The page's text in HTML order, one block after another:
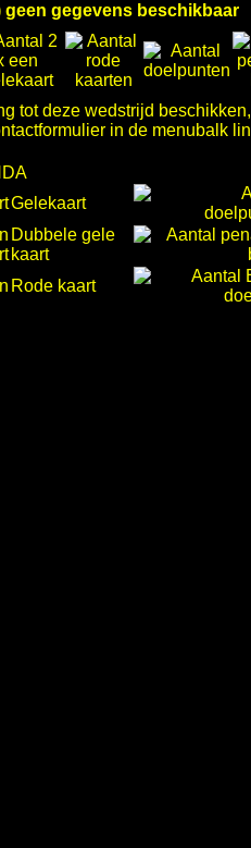
geen gegevens beschikbaar
tot deze wedstrijd beschikken,
in de menubalk
Gelekaart
Dubbele gele
kaart
Rode kaart